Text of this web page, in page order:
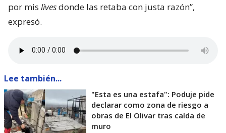
por mis livesdonde las retaba con justa razón”,
expresó.
Lee también...
"Esta es una estafa": Poduje pide
declarar como zona de riesgo a
obras de El Olivar tras caída de
muro